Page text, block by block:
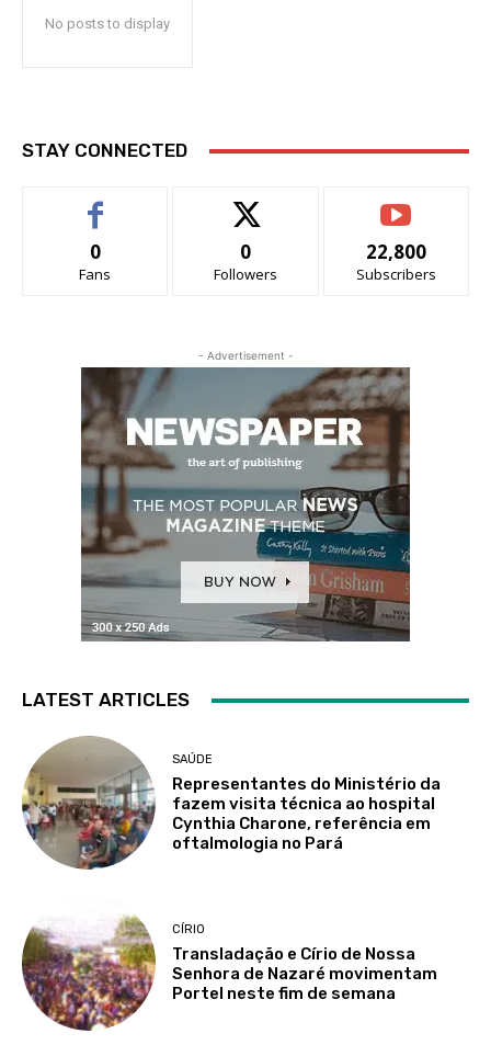
No posts to display
STAY CONNECTED
0
Fans
0
Followers
22,800
Subscribers
- Advertisement -
LATEST ARTICLES
SAÚDE
Representantes do Ministério da
fazem visita técnica ao hospital
Cynthia Charone, referência em
oftalmologia no Pará
CÍRIO
Transladação e Círio de Nossa
Senhora de Nazaré movimentam
Portel neste fim de semana